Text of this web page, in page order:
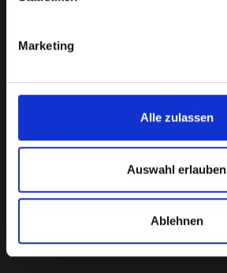
Marketing
Alle zulassen
Auswahl erlauben
Ablehnen